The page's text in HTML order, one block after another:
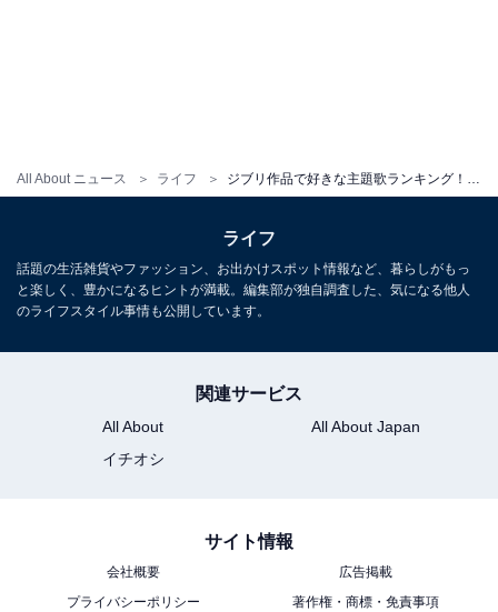
All About ニュース ライフ
回答者からは、「幼稚園でよく歌った（31歳男性）」
になります（31歳女性）」「保育園勤務ですが、よく歌
うし、子供ウケが良い（27歳女性）」などの声が寄せら
れました。
第2位：やさしさに包まれたなら／『魔女の宅急
便』（102票）
ライフ
話題の生活雑貨やファッション、お出かけスポット情報など、暮らしがもっ
と楽しく、豊かになるヒントが満載。編集部が独自調査した、気になる他人
のライフスタイル事情も公開しています。
関連サービス
All About
All About Japan
イチオシ
サイト情報
会社概要
広告掲載
プライバシーポリシー
著作権・商標・免責事項